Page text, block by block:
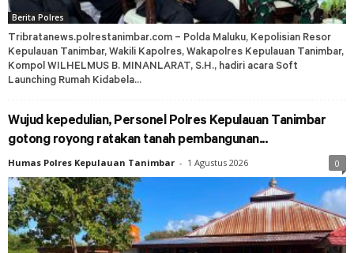
Berita Polres
Tribratanews.polrestanimbar.com – Polda Maluku, Kepolisian Resor
Kepulauan Tanimbar, Wakili Kapolres, Wakapolres Kepulauan Tanimbar,
Kompol WILHELMUS B. MINANLARAT, S.H., hadiri acara Soft
Launching Rumah Kidabela...
Wujud kepedulian, Personel Polres Kepulauan Tanimbar
gotong royong ratakan tanah pembangunan...
Humas Polres Kepulauan Tanimbar - 1 Agustus 2026 0